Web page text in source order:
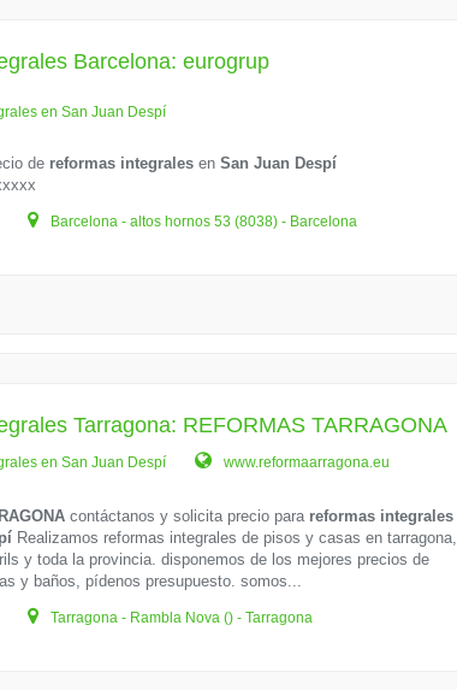
Barcelona: eurogrup
en San Juan Despí
de reformas integrales enSan Juan Despí
Barcelona - altos hornos 53 (8038) - Barcelona
Tarragona: REFORMAS TARRAGONA
en San Juan Despí www.reformaarragona.eu
contáctanos y solicita precio para reformas integrales
Realizamos reformas integrales de pisos y casas en tarragona,
y toda la provincia. disponemos de los mejores precios de
y baños, pídenos presupuesto. somos...
Tarragona - Rambla Nova () - Tarragona